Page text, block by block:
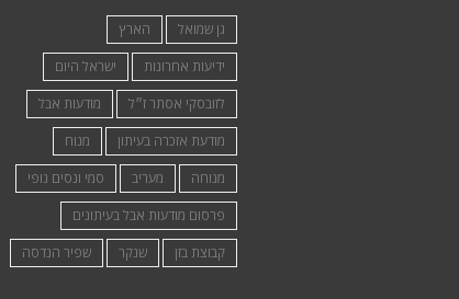
גן שמואל
הארץ
ידיעות אחרונות
ישראל היום
לזובסקי אסתר ז״ל
מודעות אבל
מודעת אזכרה בעיתון
מנוח
מנוחה
מעריב
סמי ונסים נופי
פרסום מודעות אבל בעיתונים
קבוצת בזן
שנקר שפיר הנדסה